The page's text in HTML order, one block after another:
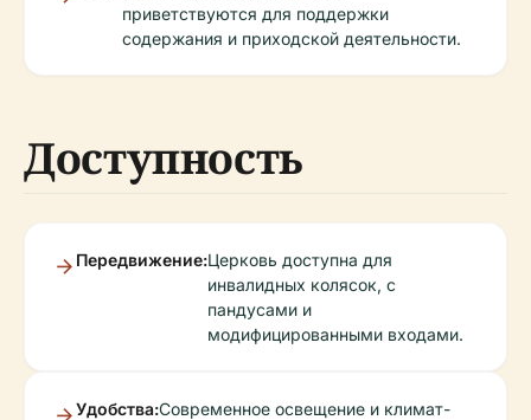
приветствуются для поддержки
содержания и приходской деятельности.
Доступность
Передвижение:Церковь доступна для
инвалидных колясок, с
пандусами и
модифицированными входами.
Удобства:Современное освещение и климат-